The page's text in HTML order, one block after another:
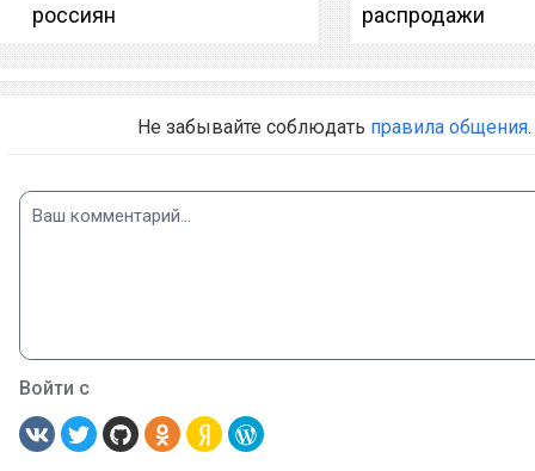
россиян
распродажи
Не забывайте соблюдать правила общения.
Войти с